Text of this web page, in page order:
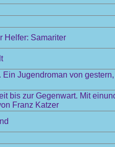
Helfer: Samariter
Jugendroman von
bis zur Gegenwart. Mit
Franz Katzer